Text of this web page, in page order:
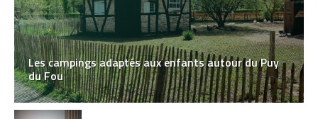
Les campings adaptés aux enfants autour du Puy
du Fou